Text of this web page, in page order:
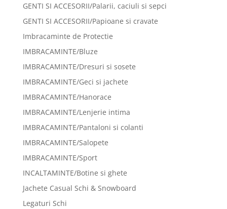
GENTI SI ACCESORII/Palarii, caciuli si sepci
GENTI SI ACCESORII/Papioane si cravate
Imbracaminte de Protectie
IMBRACAMINTE/Bluze
IMBRACAMINTE/Dresuri si sosete
IMBRACAMINTE/Geci si jachete
IMBRACAMINTE/Hanorace
IMBRACAMINTE/Lenjerie intima
IMBRACAMINTE/Pantaloni si colanti
IMBRACAMINTE/Salopete
IMBRACAMINTE/Sport
INCALTAMINTE/Botine si ghete
Jachete Casual Schi & Snowboard
Legaturi Schi